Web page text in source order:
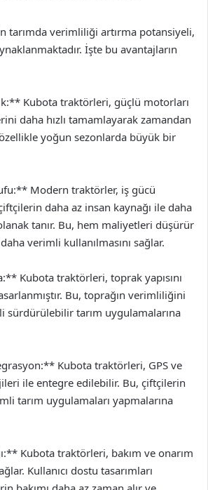
tarımda verimliliği artırma potansiyeli,
İşte bu avantajların
Kubota traktörleri, güçlü motorları
daha hızlı tamamlayarak zamandan
yoğun sezonlarda büyük bir
Modern traktörler, iş gücü
daha az insan kaynağı ile daha
tanır. Bu, hem maliyetleri düşürür
verimli kullanılmasını sağlar.
Kubota traktörleri, toprak yapısını
Bu, toprağın verimliliğini
sürdürülebilir tarım uygulamalarına
Kubota traktörleri, GPS ve
ile entegre edilebilir. Bu, çiftçilerin
tarım uygulamaları yapmalarına
Kubota traktörleri, bakım ve onarım
Kullanıcı dostu tasarımları